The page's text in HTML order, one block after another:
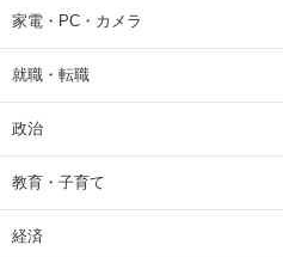
家電・PC・カメラ
就職・転職
政治
教育・子育て
経済